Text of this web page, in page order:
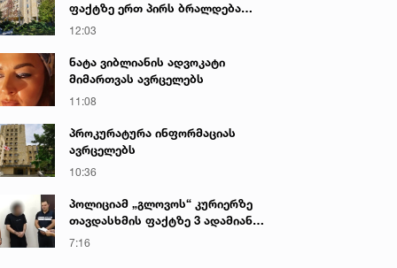
2022 • 15:30
თუ არა ნათლიად
რომელიც
არ იყო ნათლობის
დროს?
19 იან. 2022 • 12:45
მართლმადიდებელი
შევიდნენ
ფაქტზე ერთ პირს ბრალდება
წარუდგინა
12:03
ნატა ვიბლიანის ადვოკატი
მიმართვას ავრცელებს
11:08
პროკურატურა ინფორმაციას
ავრცელებს
10:36
პოლიციამ „გლოვოს“ კურიერზე
თავდასხმის ფაქტზე 3 ადამიანი
დააკავა
7:16